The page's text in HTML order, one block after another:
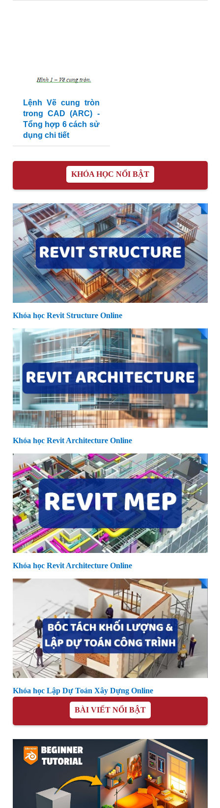
Lệnh Vẽ cung tròn
trong CAD (ARC) -
Tổng hợp 6 cách sử
dụng chi tiết
KHÓA HỌC NỔI BẬT
Khóa học Revit Structure Online
Khóa học Revit Architecture Online
Khóa học Revit Architecture Online
Khóa học Lập Dự Toán Xây Dựng Online
BÀI VIẾT NỔI BẬT